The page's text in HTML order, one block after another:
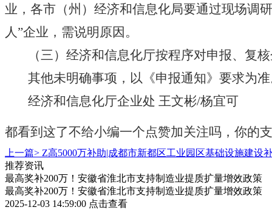
业，各市（州）经济和信息化局要通过现场调
人”企业，需说明原因。
（三）经济和信息化厅按程序对申报、复核
其他未明确事项，以《申报通知》要求为
经济和信息化厅企业处 王文彬/杨宜可
都看到这了不给小编一个点赞加关注吗，你的
上一篇> Z高5000万补助|成都市新都区工业园区基础设施建设
推荐资讯
最高奖补200万！安徽省淮北市支持制造业提质扩量增效政策
最高奖补200万！安徽省淮北市支持制造业提质扩量增效政策
2025-12-03 14:59:00 点击查看